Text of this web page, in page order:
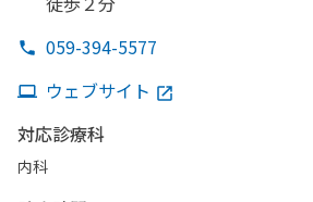
059-394-5577
ウェブサイト
対応診療科
内科